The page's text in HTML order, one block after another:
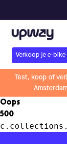
Upway
Verkoop je e-bike
Test, koop of
Oops
500